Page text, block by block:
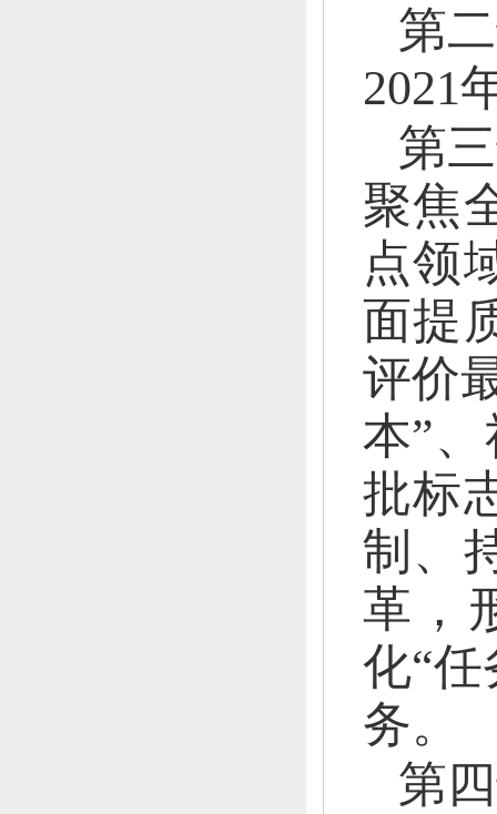
第
2021
第
聚焦
点领
面提
评价
本”、
批标
制、
革，
化“任
务。
第